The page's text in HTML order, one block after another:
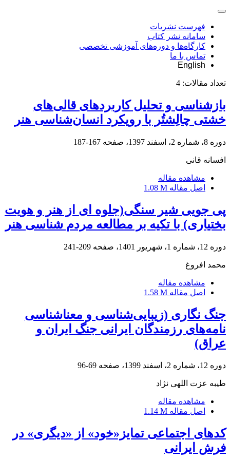
فهرست نشریات
سامانه نشر کتاب
کارگاه‌ها و دوره‌های آموزشی تخصصی
تماس با ما
English
تعداد مقالات: 4
بازشناسی و تحلیل کاربردهای قالی‌های
خشتی چالِشتُر با رویکرد انسان‌شناسی هنر
دوره 8، شماره 2، اسفند 1397، صفحه 167-187
افسانه قانی
مشاهده مقاله
اصل مقاله 1.08 M
پی جویی شیر سنگی(جلوه ای از هنر و هویت
بختیاری) با تکیه بر مطالعه‌ مردم شناسی هنر
دوره 12، شماره 1، شهریور 1401، صفحه 209-241
محمد افروغ
مشاهده مقاله
اصل مقاله 1.58 M
جنگ نگاری (زیبایی‌شناسی و معنا‌شناسی
نامه‌های رزمندگان ایرانی جنگ ایران و
عراق)
دوره 12، شماره 2، اسفند 1399، صفحه 69-96
طیبه عزت اللهی نژاد
مشاهده مقاله
اصل مقاله 1.14 M
کدهای اجتماعی تمایز«خود» از «دیگری» در
فرش ایرانی